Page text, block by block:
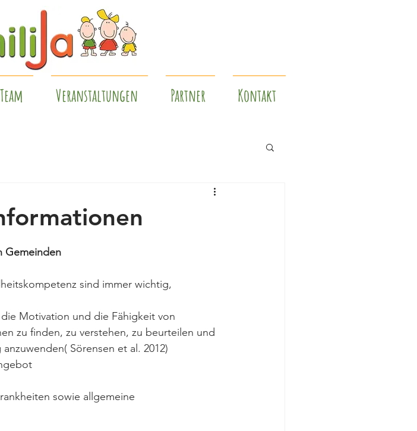
Team Veranstaltungen Partner Kontakt
Gemeinden
sind immer wichtig,
Motivation und die Fähigkeit von
zu finden, zu verstehen, zu beurteilen und
Sörensen et al. 2012)
sowie allgemeine